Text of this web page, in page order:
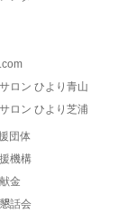
ロン ひより青山
ロン ひより芝浦
団体
機構
金
話会